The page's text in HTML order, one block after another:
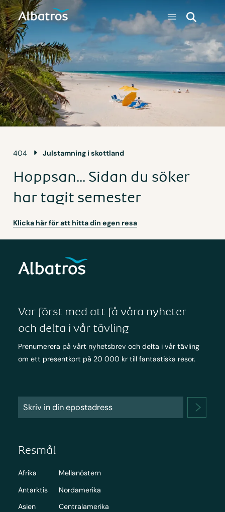
404 Julstamning i skottland
Hoppsan... Sidan du söker
har tagit semester
Klicka här för att hitta din egen resa
Var först med att få våra nyheter
och delta i vår tävling
Prenumerera på vårt nyhetsbrev och delta i vår tävling
om ett presentkort på 20 000 kr till fantastiska resor.
Resmål
Afrika
Antarktis
Asien
Mellanöstern
Nordamerika
Centralamerika